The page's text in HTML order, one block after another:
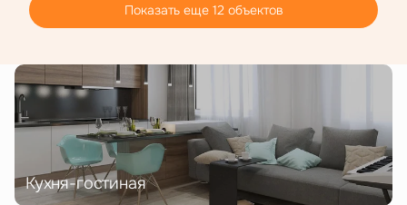
Показать еще 12 объектов
Кухня-гостиная